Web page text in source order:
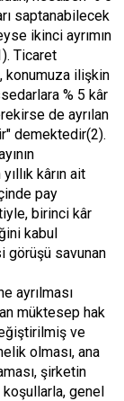
saptanabilecek
ikinci ayrımın
Ticaret
konumuza ilişkin
% 5 kâr
de ayrılan
demektedir(2).
kârın ait
pay
birinci kâr
kabul
görüşü savunan
ayrılması
müktesep hak
ve
olması, ana
şirketin
koşullarla, genel